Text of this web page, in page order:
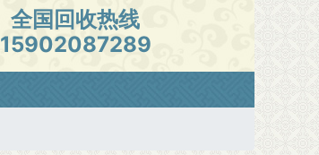
全国回收热线
15902087289